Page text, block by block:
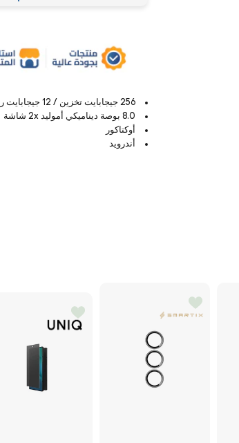
256 جيجابايت تخزين / 12 جيجابايت رام
8.0 بوصة ديناميكي أموليد 2x شاشة
أوكتاكور
أندرويد